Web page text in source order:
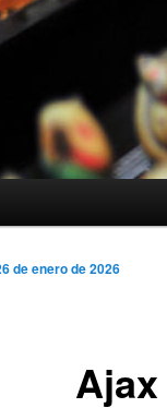
de enero de 2026